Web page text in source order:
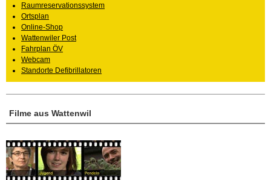
Filme aus Wattenwil
Raumreservationssystem
Ortsplan
Online-Shop
Wattenwiler Post
Fahrplan ÖV
Webcam
Standorte Defibrillatoren